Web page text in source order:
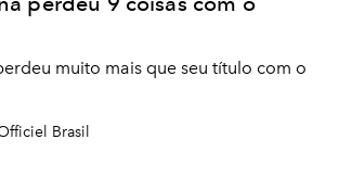
muito mais que seu título com o
Brasil